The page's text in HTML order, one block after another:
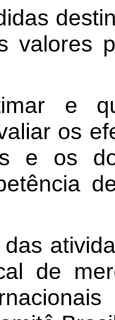
valores
e
os
e os
de